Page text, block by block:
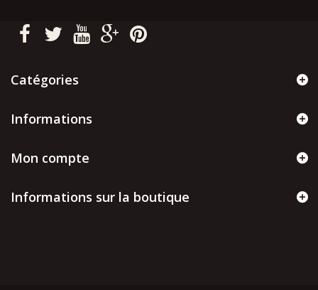
Catégories
Informations
Mon compte
Informations sur la boutique